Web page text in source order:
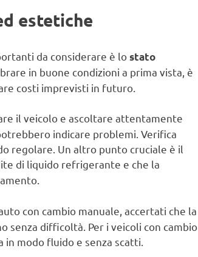
estetiche
da considerare è lostato
in buone condizioni a prima vista, è
costi imprevisti in futuro.
il veicolo e ascoltare attentamente
indicare problemi. Verifica
regolare. Un altro punto cruciale è il
di liquido refrigerante e che la
con cambio manuale, accertati che la
senza difficoltà. Per i veicoli con cambio
modo fluido e senza scatti.